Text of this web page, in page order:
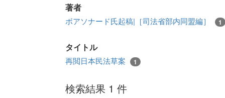
著者
ボアソナード氏起稿|［司法省部内同盟編］ 1
タイトル
再閲日本民法草案 1
検索結果 1 件